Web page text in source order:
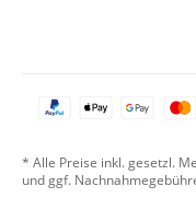
* Alle Preise inkl. gesetzl.
und ggf.